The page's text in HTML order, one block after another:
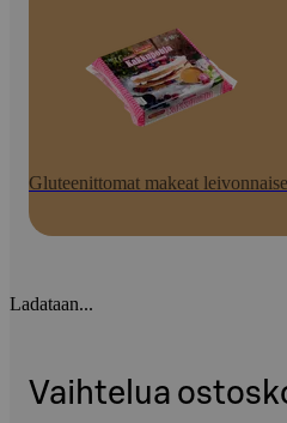
Gluteenittomat makeat
Ladataan...
Vaihtelua